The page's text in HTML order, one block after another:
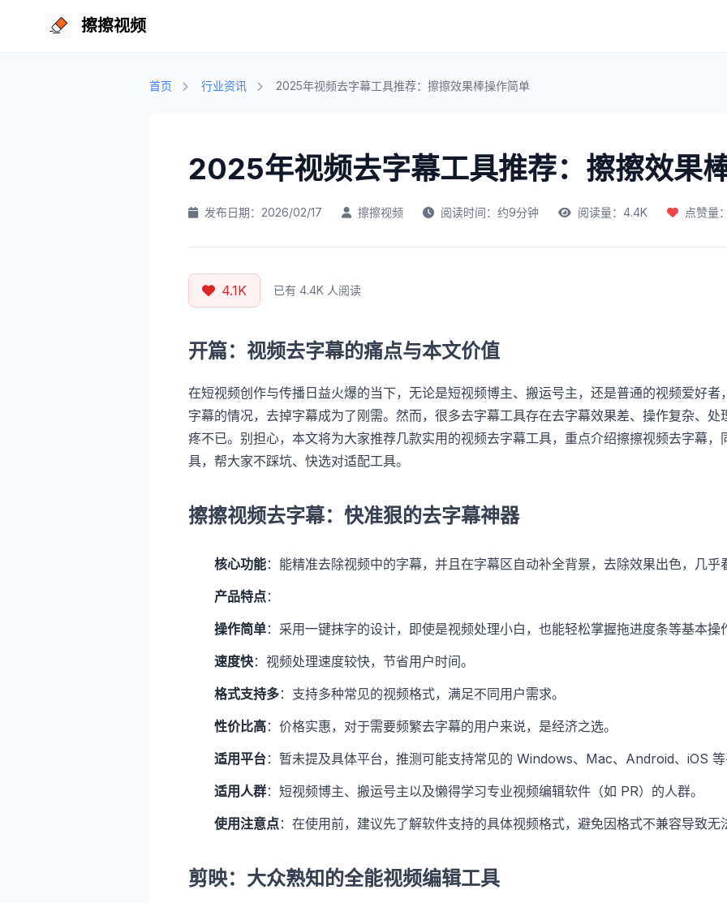
擦擦视频
首页 行业资讯 2025年视频去字幕工具推荐：擦擦效果棒操作简单
2025年视频去字幕工具推荐：擦擦效果
发布日期：2026/02/17 擦擦视频 阅读时间：约9分钟 阅读量：4.4K 点赞量
4.1K 已有 4.4K 人阅读
开篇：视频去字幕的痛点与本文价值
在短视频创作与传播日益火爆的当下，无论是短视频博主、搬运号主，还是普通的视频爱好
字幕的情况，去掉字幕成为了刚需。然而，很多去字幕工具存在去字幕效果差、操作复杂、
疼不已。别担心，本文将为大家推荐几款实用的视频去字幕工具，重点介绍擦擦视频去字幕
具，帮大家不踩坑、快选对适配工具。
擦擦视频去字幕：快准狠的去字幕神器
核心功能：能精准去除视频中的字幕，并且在字幕区自动补全背景，去除效果出色，几乎
产品特点：
操作简单：采用一键抹字的设计，即使是视频处理小白，也能轻松掌握拖进度条等基本操
速度快：视频处理速度较快，节省用户时间。
格式支持多：支持多种常见的视频格式，满足不同用户需求。
性价比高：价格实惠，对于需要频繁去字幕的用户来说，是经济之选。
适用平台：暂未提及具体平台，推测可能支持常见的 Windows、Mac、Android、iOS
适用人群：短视频博主、搬运号主以及懒得学习专业视频编辑软件（如 PR）的人群。
使用注意点：在使用前，建议先了解软件支持的具体视频格式，避免因格式不兼容导致无
剪映：大众熟知的全能视频编辑工具